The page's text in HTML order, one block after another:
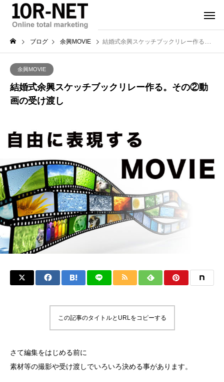
ブログ 余興MOVIE 結婚式余興スケッチブックリレー作る。その②動画の受け渡し
余興MOVIE
結婚式余興スケッチブックリレー作る。その②動
画の受け渡し
この記事のタイトルとURLをコピーする
さて編集をはじめる前に
素材等の撮影や受け渡しでいろいろ決める事があります。